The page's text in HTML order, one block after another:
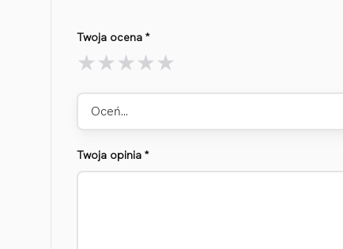
Twoja ocena *
Oceń…
Twoja opinia *